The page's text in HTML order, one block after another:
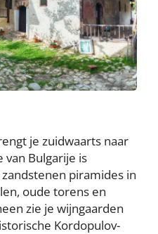
je zuidwaarts naar
van Bulgarije is
piramides in
oude torens en
zie je wijngaarden
Kordopulov-